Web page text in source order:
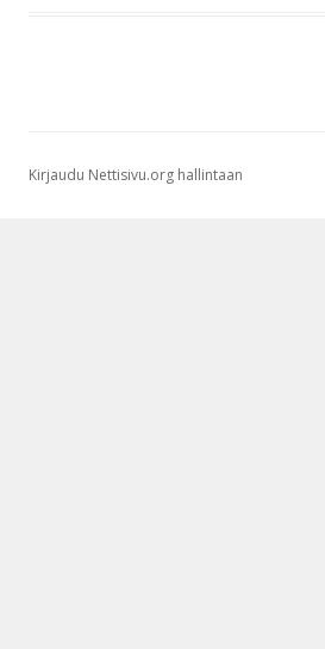
Kirjaudu Nettisivu.org hallintaan